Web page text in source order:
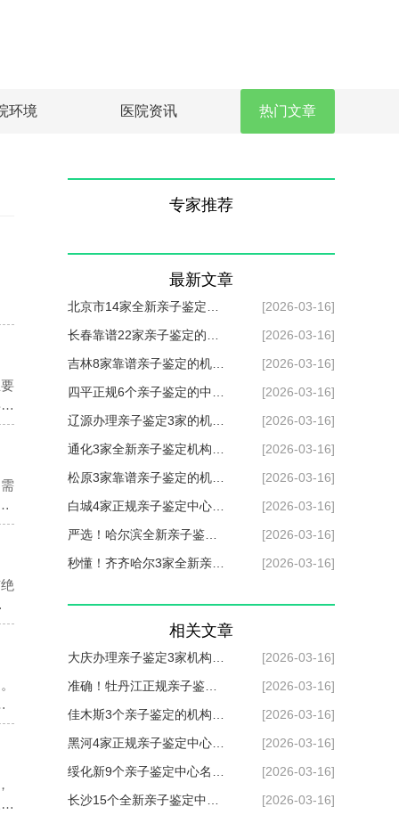
环境 医院资讯 热门文章
专家推荐
最新文章
北京市14家全新亲子鉴定机
构名录整理（附2026年机构
地址）
[2026-03-16]
长春靠谱22家亲子鉴定的中
心总览（附2026年汇总信
息）
[2026-03-16]
吉林8家靠谱亲子鉴定的机构
一览（附2026年机构信息）
[2026-03-16]
四平正规6个亲子鉴定的中心
总览（附2026年鉴定指南）
[2026-03-16]
辽源办理亲子鉴定3家的机构
总览（附2026地址更新）
[2026-03-16]
通化3家全新亲子鉴定机构列
表（附2026年地址指引）
[2026-03-16]
松原3家靠谱亲子鉴定的机构
一览（附2026年机构信息）
[2026-03-16]
白城4家正规亲子鉴定中心名
单盘点（附2026年机构名
录）
[2026-03-16]
严选！哈尔滨全新亲子鉴定
机构精选名录共11家（2026
[2026-03-16]
秒懂！齐齐哈尔3家全新亲子
[2026-03-16]
相关文章
大庆办理亲子鉴定3家机构名
录（附详细名单）
[2026-03-16]
准确！牡丹江正规亲子鉴定4
家机构名单汇总（附鉴定地
址）
[2026-03-16]
佳木斯3个亲子鉴定的机构一
览（附2026年鉴定地址）
[2026-03-16]
黑河4家正规亲子鉴定中心地
址详细位置（附鉴定名单汇
总）
[2026-03-16]
绥化新9个亲子鉴定中心名录
整理（附2026年鉴定汇总)
[2026-03-16]
长沙15个全新亲子鉴定中心
[2026-03-16]